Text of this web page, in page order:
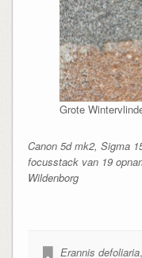
Grote
Canon 5d mk2, Sigma
focusstack van 19
Wildenborg
Erannis defoliaria,